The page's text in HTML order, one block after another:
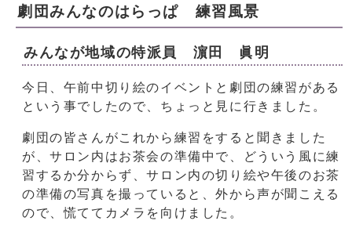
劇団みんなのはらっぱ 練習風景
みんなが地域の特派員 濵田 眞明
今日、午前中切り絵のイベントと劇団の練習がある
という事でしたので、ちょっと見に行きました。
劇団の皆さんがこれから練習をすると聞きました
が、サロン内はお茶会の準備中で、どういう風に練
習するか分からず、サロン内の切り絵や午後のお茶
の準備の写真を撮っていると、外から声が聞こえる
ので、慌ててカメラを向けました。